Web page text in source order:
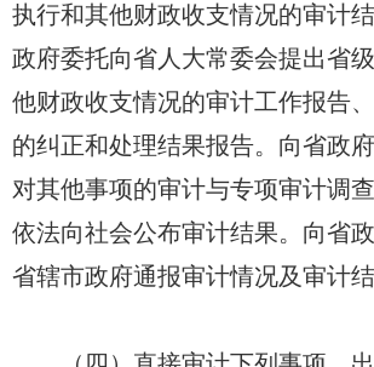
执行和其他财政收支情况的审计
政府委托向省人大常委会提出省
他财政收支情况的审计工作报告
的纠正和处理结果报告。向省政
对其他事项的审计与专项审计调查
依法向社会公布审计结果。向省
省辖市政府通报审计情况及审计结